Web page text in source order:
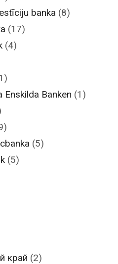
banka (8)
(17)
(4)
Enskilda Banken (1)
(5)
(5)
край (2)